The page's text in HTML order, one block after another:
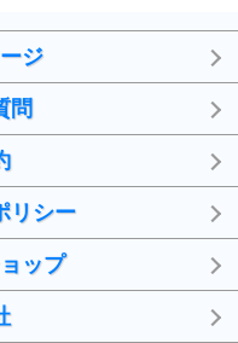
ジ
問
リシー
ップ